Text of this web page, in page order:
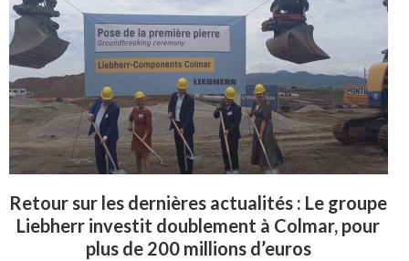
Retour sur les dernières actualités : Le groupe
Liebherr investit doublement à Colmar, pour
plus de 200 millions d’euros